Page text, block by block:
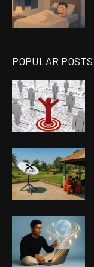
POPULAR POSTS